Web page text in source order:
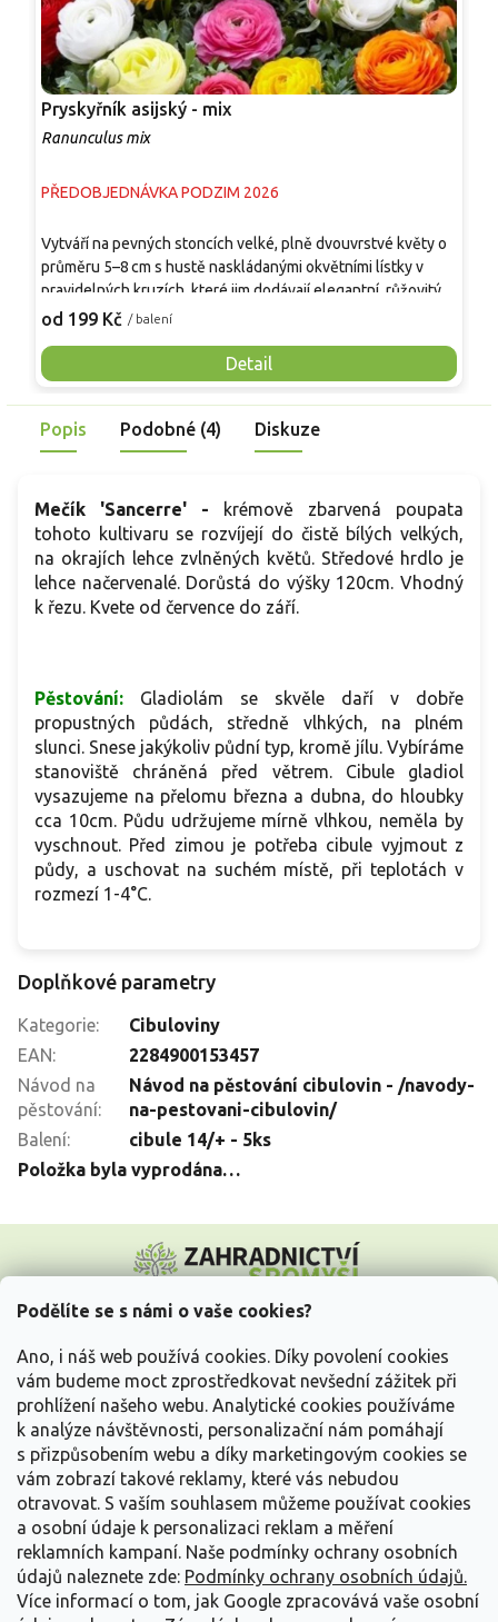
Podělíte se s námi o vaše cookies?
Ano, i náš web používá cookies. Díky povolení cookies
vám budeme moct zprostředkovat nevšední zážitek při
prohlížení našeho webu. Analytické cookies používáme
k analýze návštěvnosti, personalizační nám pomáhají
s přizpůsobením webu a díky marketingovým cookies se
vám zobrazí takové reklamy, které vás nebudou
otravovat. S vaším souhlasem můžeme používat cookies
a osobní údaje k personalizaci reklam a měření
reklamních kampaní. Naše podmínky ochrany osobních
údajů naleznete zde: Podmínky ochrany osobních údajů.
Více informací o tom, jak Google zpracovává vaše osobní
Pryskyřník asijský - mix
Ranunculus mix
PŘEDOBJEDNÁVKA PODZIM 2026
od 199 Kč / balení
Detail
Vytváří na pevných stoncích velké, plně dvouvrstvé květy o
průměru 5–8 cm s hustě naskládanými okvětními lístky v
pravidelných kruzích, které jim dodávají elegantní, růžovitý
vzhled. Listy jsou tmavě zelené a jemně členěné, tvoří
postupně od dubna do června a nabízí dlouhou sezónu
barev v záhonech i nádobách. Hodí se do skupinových i
plošných výsadeb, dobře kombinovatelná s trvalkami i jinými
cibulovinami, je vhodná také k řezu do vázy.
Popis Podobné (4) Diskuze
Mečík 'Sancerre' -
krémově zbarvená poupata
tohoto kultivaru se rozvíjejí do čistě bílých velkých,
na okrajích lehce zvlněných květů. Středové hrdlo je
lehce načervenalé. Dorůstá do výšky 120cm. Vhodný
k řezu. Kvete od července do září.
Pěstování:
Gladiolám se skvěle daří v dobře
propustných půdách, středně vlhkých, na plném
slunci. Snese jakýkoliv půdní typ, kromě jílu. Vybíráme
stanoviště chráněná před větrem. Cibule gladiol
vysazujeme na přelomu března a dubna, do hloubky
cca 10cm. Půdu udržujeme mírně vlhkou, neměla by
vyschnout. Před zimou je potřeba cibule vyjmout z
půdy, a uschovat na suchém místě, při teplotách v
rozmezí 1-4°C.
Doplňkové parametry
Kategorie:
Cibuloviny
EAN:
2284900153457
Návod na
pěstování:
Návod na pěstování cibulovin - /navody-
na-pestovani-cibulovin/
Balení:
cibule 14/+ - 5ks
Položka byla vyprodána…
p
Vše o nákupu
Informace pro Vás
Kontakujte nás